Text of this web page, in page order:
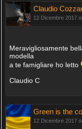
Claudio
12 Dicembre 2017
Meravigliosamente
modella
a te famigliare ho letto
Claudio C
Green is the
12 Dicembre 2017